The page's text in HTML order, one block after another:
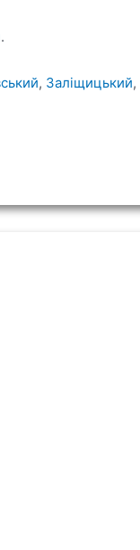
.
, Заліщицький,